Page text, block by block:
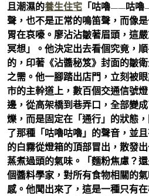
且潮濕的養生住宅 「咕嚕——咕
聲，也不是正常的鳴笛聲，而像
胃在哀嚎。廖沾沾皺著眉頭，這
冥想」。他決定出去看個究竟，
的，印著《沾醬秘笈》封面的皺
之需。他一腳踏出店門，立刻被
市的主幹道上，數百個交通信號燈
邊，從高架橋到巷弄口，全部變
爍，而是固定在「通行」的狀態
了那種「咕嚕咕嚕」的聲音，並
的白霧從燈箱的頂部冒出，散發
蒸煮過頭的氣味。「麵粉焦慮？
個醬料學家，對所有食物相關的
感。他聞出來了，這是一種只有